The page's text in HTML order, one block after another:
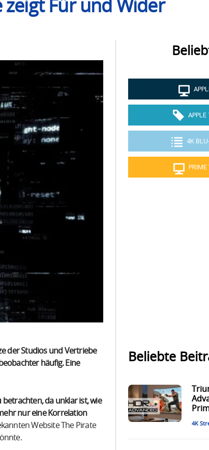
zeigt Für und Wider
der Studios und Vertriebe
häufig. Eine
betrachten, da unklar ist, wie
nur eine Korrelation
Website The Pirate
4K
PRIME
Beliebte
4K